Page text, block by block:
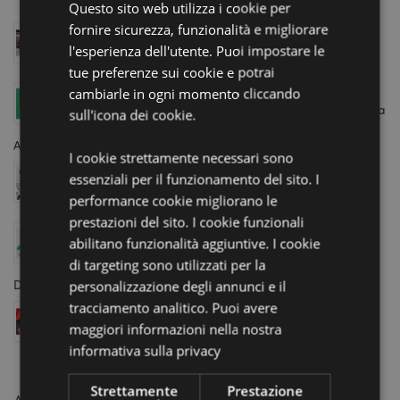
Visita lo Showroom Homexpo di Puckator a Parigi –
Prenota il tuo Appuntamento Oggi!
Aprile 11, 2025
Aumenta le tue Vendite grazie alla Collezione
Minecraft di Puckator – Appena in Tempo per l’Uscita
Aprile 04, 2025
Cuscino da Viaggio e Peluche 2-in-1 Swapseazzz:
Finalista ai Gift of the Year 2025 Awards
Marzo 12, 2025
Come Film e Serie TV Dettano le Tendenze nei
Regali: Personaggi Iconici, Storie Senza Tempo e
Idee Originali per il Tuo Negozio
Dicembre 20, 2024
Articoli da Regalo all’Ingrosso: Anticipa le Tendenze
e Incrementa le Vendite
Dicembre 03, 2024
Questo sito web utilizza i cookie per
fornire sicurezza, funzionalità e migliorare
l'esperienza dell'utente. Puoi impostare le
tue preferenze sui cookie e potrai
cambiarle in ogni momento cliccando
sull'icona dei cookie.
I cookie strettamente necessari sono
essenziali per il funzionamento del sito. I
performance cookie migliorano le
prestazioni del sito. I cookie funzionali
abilitano funzionalità aggiuntive. I cookie
di targeting sono utilizzati per la
personalizzazione degli annunci e il
tracciamento analitico. Puoi avere
maggiori informazioni nella nostra
informativa sulla privacy
Strettamente
Prestazione